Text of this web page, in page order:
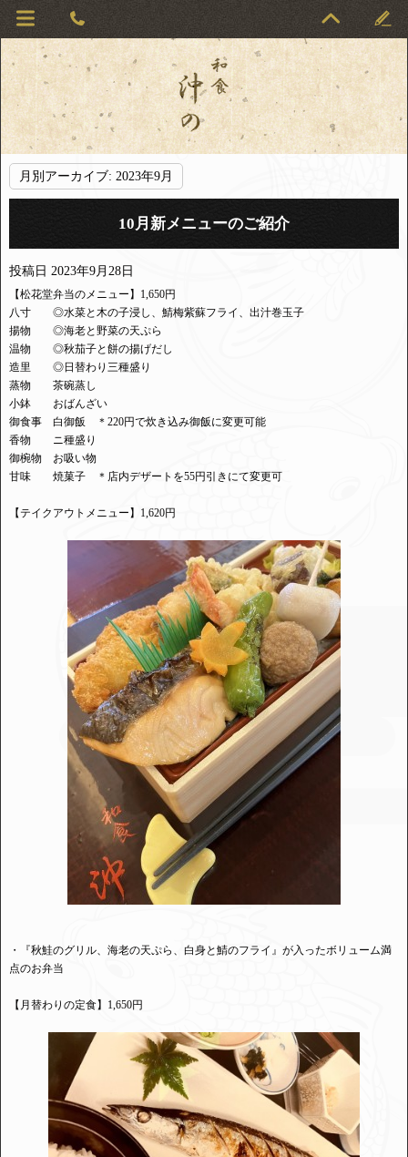
月別アーカイブ: 2023年9月
10月新メニューのご紹介
投稿日 2023年9月28日
【松花堂弁当のメニュー】1,650円
八寸 ◎水菜と木の子浸し、鯖梅紫蘇フライ、出汁巻玉子
揚物 ◎海老と野菜の天ぷら
温物 ◎秋茄子と餅の揚げだし
造里 ◎日替わり三種盛り
蒸物 茶碗蒸し
小鉢 おばんざい
御食事 白御飯 ＊220円で炊き込み御飯に変更可能
香物 ニ種盛り
御椀物 お吸い物
甘味 焼菓子 ＊店内デザートを55円引きにて変更可
【テイクアウトメニュー】1,620円
・『秋鮭のグリル、海老の天ぷら、白身と鯖のフライ』が入ったボリューム満
点のお弁当
【月替わりの定食】1,650円